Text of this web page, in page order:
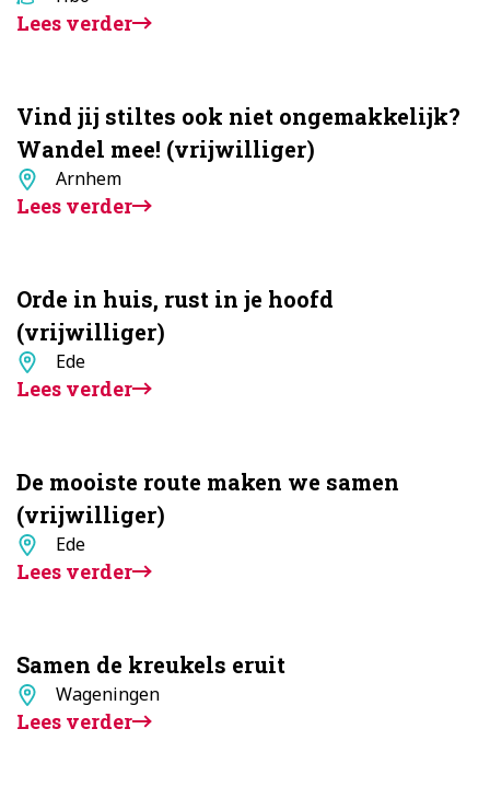
Lees verder
Vind jij stiltes ook niet ongemakkelijk?
Wandel mee! (vrijwilliger)
Standplaats
Arnhem
Lees verder
Orde in huis, rust in je hoofd
(vrijwilliger)
Standplaats
Ede
Lees verder
De mooiste route maken we samen
(vrijwilliger)
Standplaats
Ede
Lees verder
Samen de kreukels eruit
Standplaats
Wageningen
Lees verder